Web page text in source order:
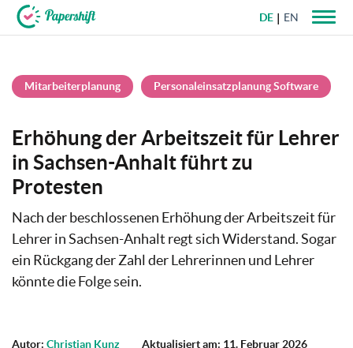
DE EN
Mitarbeiterplanung Personaleinsatzplanung Software
Erhöhung der Arbeitszeit für Lehrer
in Sachsen-Anhalt führt zu
Protesten
Nach der beschlossenen Erhöhung der Arbeitszeit für
Lehrer in Sachsen-Anhalt regt sich Widerstand. Sogar
ein Rückgang der Zahl der Lehrerinnen und Lehrer
könnte die Folge sein.
Autor: Christian Kunz
Aktualisiert am: 11. Februar 2026